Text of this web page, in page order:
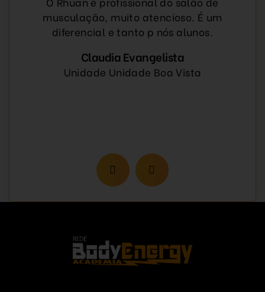
musculação, muito atencioso. É um
diferencial e tanto p nós alunos.
Claudia Evangelista
Unidade Unidade Boa Vista